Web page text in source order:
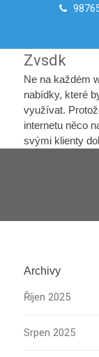
Zvsdk
Ne na každém
nabídky, které
využívat.
internetu něco
svými klienty
Archivy
Říjen 2025
Srpen 2025